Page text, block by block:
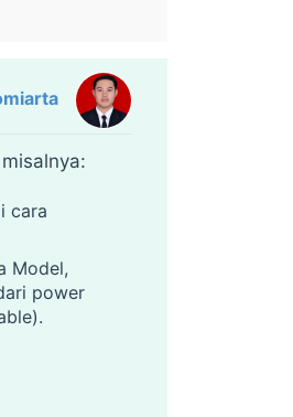
cara
Model,
power